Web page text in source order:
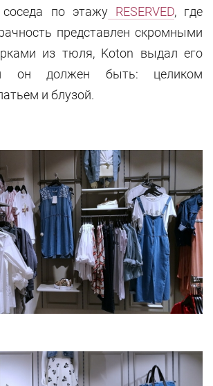
по этажуRESERVED, где
представлен скромными
из тюля, Koton выдал его
он должен быть: целиком
и блузой.